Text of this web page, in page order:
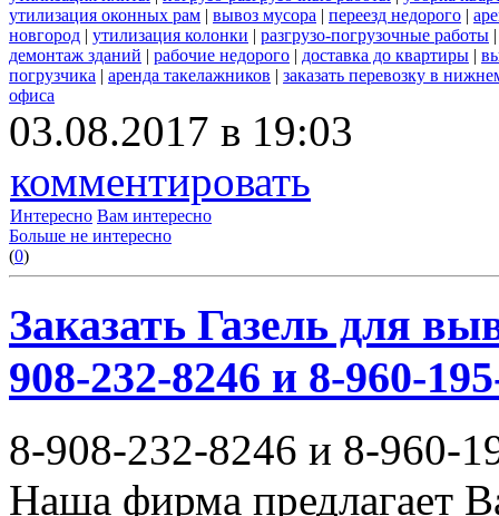
утилизация оконных рам | вывоз мусора | переезд недорого |
новгород | утилизация колонки | разгрузо-погрузочные работы
демонтаж зданий | рабочие недорого | доставка до квартиры |
погрузчика | аренда такелажников | заказать перевозку в
офиса
03.08.2017 в 19:03
комментировать
Интересно Вам интересно
Больше не интересно
(0)
Заказать Газель для
908-232-8246 и 8-960-
8-908-232-8246 и 8-960-
Наша фирма предлагает